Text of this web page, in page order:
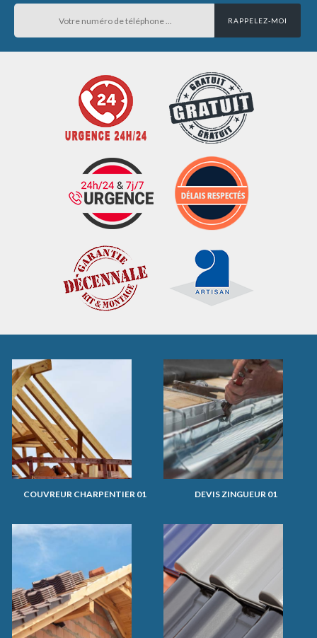
COUVREUR CHARPENTIER 01 DEVIS ZINGUEUR 01